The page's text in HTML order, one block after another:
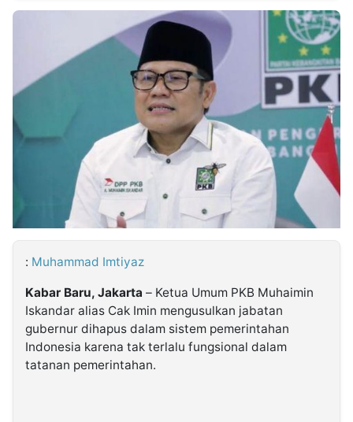
INDONESIA
Partner
NTB
Time
IDN
Jogja
Rakyat
News
Notice
Baru
: Muhammad Imtiyaz
Kabar Baru, Jakarta – Ketua Umum PKB Muhaimin
Iskandar alias Cak Imin mengusulkan jabatan
gubernur dihapus dalam sistem pemerintahan
Indonesia karena tak terlalu fungsional dalam
tatanan pemerintahan.